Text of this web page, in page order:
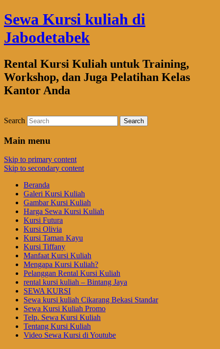
Sewa Kursi kuliah di
Jabodetabek
Rental Kursi Kuliah untuk Training,
Workshop, dan Juga Pelatihan Kelas
Kantor Anda
Search
Main menu
Skip to primary content
Skip to secondary content
Beranda
Galeri Kursi Kuliah
Gambar Kursi Kuliah
Harga Sewa Kursi Kuliah
Kursi Futura
Kursi Olivia
Kursi Taman Kayu
Kursi Tiffany
Manfaat Kursi Kuliah
Mengapa Kursi Kuliah?
Pelanggan Rental Kursi Kuliah
rental kursi kuliah – Bintang Jaya
SEWA KURSI
Sewa kursi kuliah Cikarang Bekasi Standar
Sewa Kursi Kuliah Promo
Telp. Sewa Kursi Kuliah
Tentang Kursi Kuliah
Video Sewa Kursi di Youtube